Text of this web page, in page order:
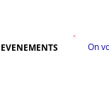
On